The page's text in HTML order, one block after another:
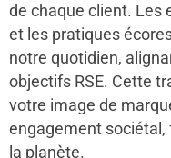
de chaque client. Les
et les pratiques
notre quotidien,
objectifs RSE. Cette
votre image de
engagement
la planète.